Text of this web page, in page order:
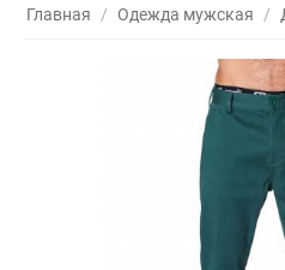
Главная / Одежда мужская /